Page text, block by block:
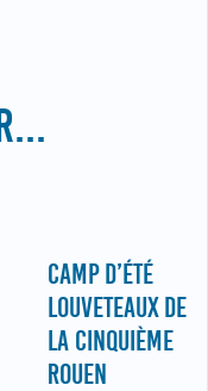
CAMP D’ÉTÉ
LOUVETEAUX DE
LA CINQUIÈME
ROUEN